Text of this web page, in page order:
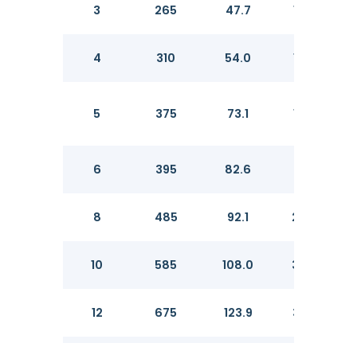
3 265 47.7 127.0
4 310 54.0 157.2
5 375 73.1 185.7
6 395 82.6
8 485 92.1 269.9
10 585 108.0 323.8
12 675 123.9 381.0